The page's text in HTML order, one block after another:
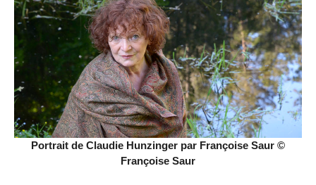
Portrait de Claudie Hunzinger par Françoise Saur ©
Françoise Saur